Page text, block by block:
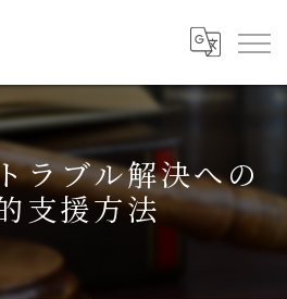
ラブル解決への
支援方法